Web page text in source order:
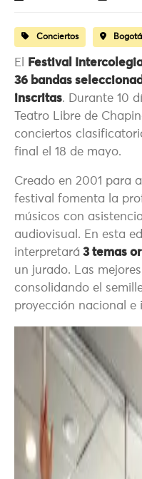
Conciertos Bogotá
El Festival
36 bandas
inscritas. Durante 10
Teatro Libre de
conciertos
final el 18 de mayo.
Creado en 2001 para
festival fomenta la
músicos con
audiovisual. En esta
interpretará 3 temas
un jurado. Las
consolidando el
proyección nacional e